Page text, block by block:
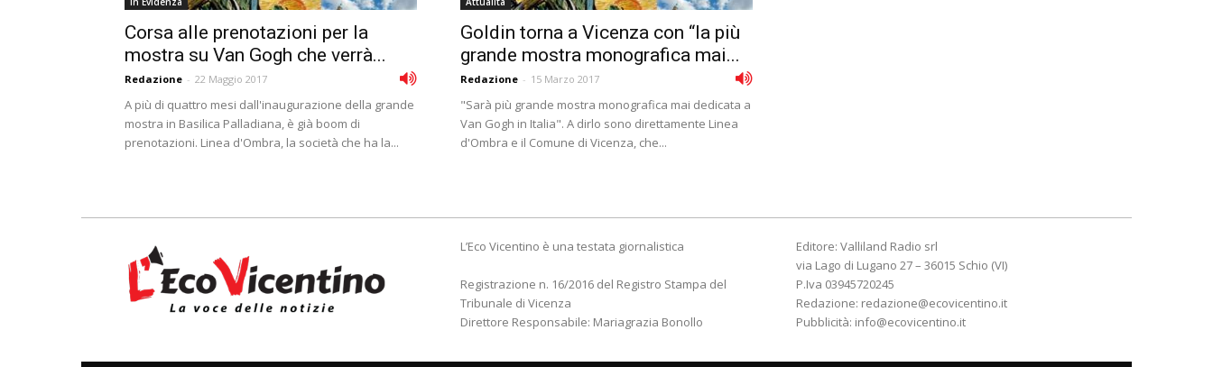
Corsa alle prenotazioni per la
mostra su Van Gogh che verrà...
Redazione - 22 Maggio 2017
A più di quattro mesi dall'inaugurazione della grande
mostra in Basilica Palladiana, è già boom di
prenotazioni. Linea d'Ombra, la società che ha la...
Goldin torna a Vicenza con “la più
grande mostra monografica mai...
Redazione - 15 Marzo 2017
"Sarà più grande mostra monografica mai dedicata a
Van Gogh in Italia". A dirlo sono direttamente Linea
d'Ombra e il Comune di Vicenza, che...
L’Eco Vicentino è una testata giornalistica
Registrazione n. 16/2016 del Registro Stampa del
Tribunale di Vicenza
Direttore Responsabile: Mariagrazia Bonollo
Editore: Valliland Radio srl
via Lago di Lugano 27 – 36015 Schio (VI)
P.Iva 03945720245
Redazione: redazione@ecovicentino.it
Pubblicità: info@ecovicentino.it